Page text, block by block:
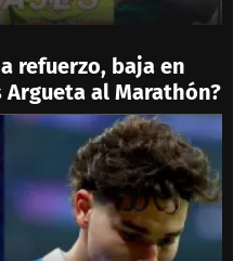
refuerzo, baja en
Argueta al Marathón?